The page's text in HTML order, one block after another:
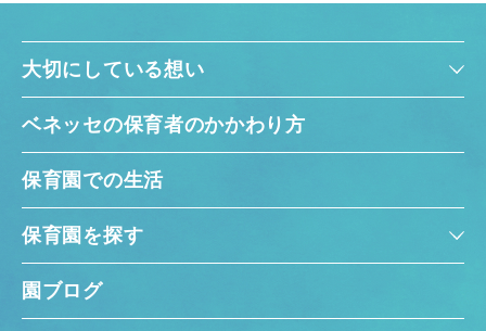
大切にしている想い
ベネッセの保育者のかかわり方
保育園での生活
保育園を探す
園ブログ